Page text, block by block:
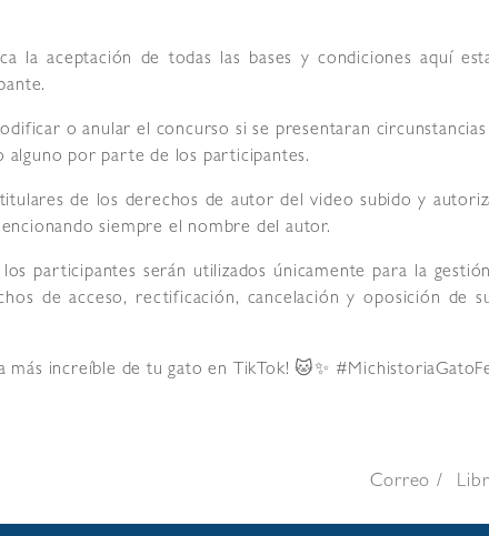
la aceptación de todas las bases y condiciones aquí
o anular el concurso si se presentaran
por parte de los participantes.
de los derechos de autor del video subido y
siempre el nombre del autor.
participantes serán utilizados únicamente para la
de acceso, rectificación, cancelación y oposición de
más increíble de tu gato en TikTok! 🐱✨
Correo